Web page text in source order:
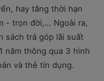
hay tăng thời hạn
- trọn đời,… Ngoài ra,
sách trả góp lãi suất
năm thông qua 3 hình
và thẻ tín dụng.